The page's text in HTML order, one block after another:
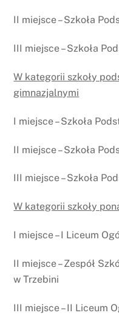
II miejsce – Szkoła
III miejsce – Szkoła
W kategorii szkoły
gimnazjalnymi
I miejsce – Szkoła
II miejsce – Szkoła
III miejsce – Szkoła
W kategorii szkoły
I miejsce – I Liceum
II miejsce – Zespół
w Trzebini
III miejsce – II Liceum